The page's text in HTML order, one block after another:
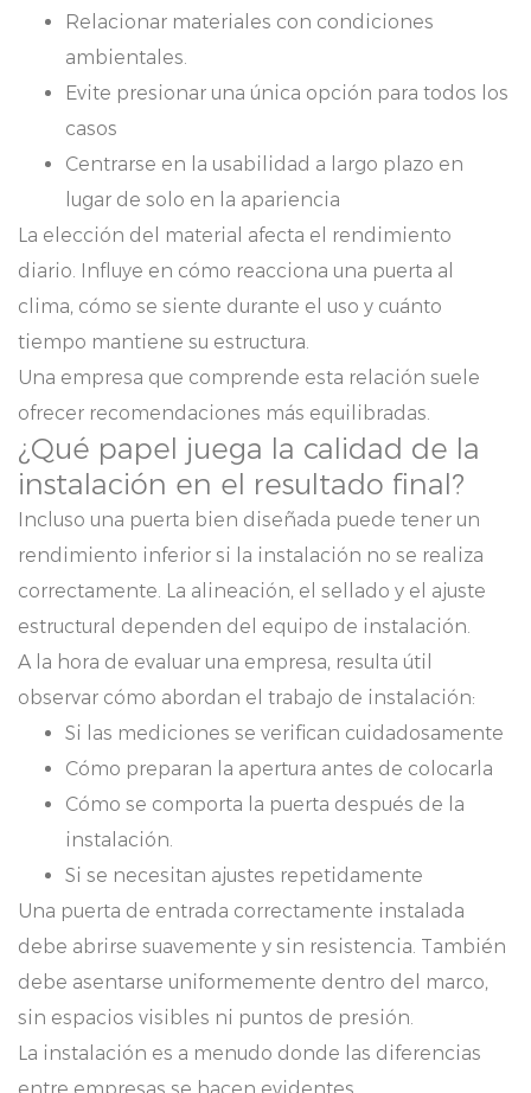
Relacionar materiales con condiciones
ambientales.
Evite presionar una única opción para todos los
casos
Centrarse en la usabilidad a largo plazo en
lugar de solo en la apariencia
La elección del material afecta el rendimiento
diario. Influye en cómo reacciona una puerta al
clima, cómo se siente durante el uso y cuánto
tiempo mantiene su estructura.
Una empresa que comprende esta relación suele
ofrecer recomendaciones más equilibradas.
¿Qué papel juega la calidad de la
instalación en el resultado final?
Incluso una puerta bien diseñada puede tener un
rendimiento inferior si la instalación no se realiza
correctamente. La alineación, el sellado y el ajuste
estructural dependen del equipo de instalación.
A la hora de evaluar una empresa, resulta útil
observar cómo abordan el trabajo de instalación:
Si las mediciones se verifican cuidadosamente
Cómo preparan la apertura antes de colocarla
Cómo se comporta la puerta después de la
instalación.
Si se necesitan ajustes repetidamente
Una puerta de entrada correctamente instalada
debe abrirse suavemente y sin resistencia. También
debe asentarse uniformemente dentro del marco,
sin espacios visibles ni puntos de presión.
La instalación es a menudo donde las diferencias